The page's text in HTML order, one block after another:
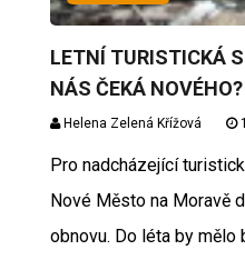
LETNÍ TURISTICKÁ
NÁS ČEKÁ NOVÉHO?
Helena Zelená Křížová
Pro nadcházející
Nové Město na Moravě
obnovu. Do léta by mělo